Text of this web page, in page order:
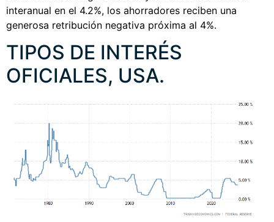
interanual en el 4.2%, los ahorradores reciben una
generosa retribución negativa próxima al 4%.
TIPOS DE INTERÉS
OFICIALES, USA.